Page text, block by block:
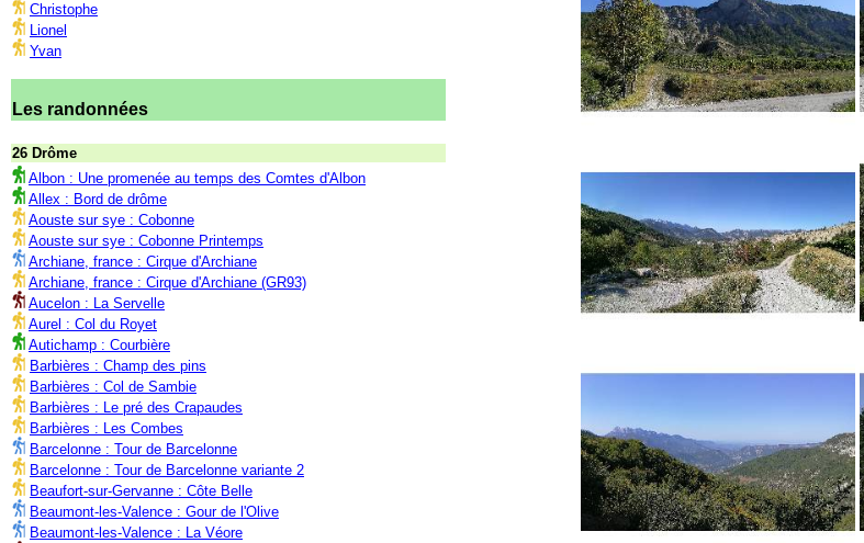
Christophe
Lionel
Yvan
Les randonnées
26 Drôme
Albon : Une promenée au temps des Comtes d'Albon
Allex : Bord de drôme
Aouste sur sye : Cobonne
Aouste sur sye : Cobonne Printemps
Archiane, france : Cirque d'Archiane
Archiane, france : Cirque d'Archiane (GR93)
Aucelon : La Servelle
Aurel : Col du Royet
Autichamp : Courbière
Barbières : Champ des pins
Barbières : Col de Sambie
Barbières : Le pré des Crapaudes
Barbières : Les Combes
Barcelonne : Tour de Barcelonne
Barcelonne : Tour de Barcelonne variante 2
Beaufort-sur-Gervanne : Côte Belle
Beaumont-les-Valence : Gour de l'Olive
Beaumont-les-Valence : La Véore